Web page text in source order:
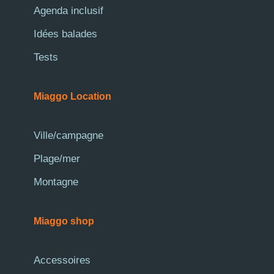
Agenda inclusif
Idées balades
Tests
Miaggo Location
Ville/campagne
Plage/mer
Montagne
Miaggo shop
Accessoires